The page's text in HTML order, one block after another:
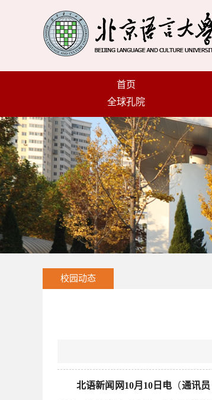
首页
全球孔院
校园动态
北语新闻网10月10日电 （通讯员